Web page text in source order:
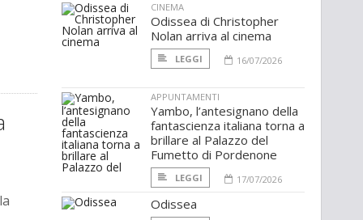
CINEMA
Odissea di Christopher
Nolan arriva al cinema
LEGGI 16/07/2026
APPUNTAMENTI
Yambo, l’antesignano della
fantascienza italiana torna a
brillare al Palazzo del
Fumetto di Pordenone
LEGGI 17/07/2026
Odissea